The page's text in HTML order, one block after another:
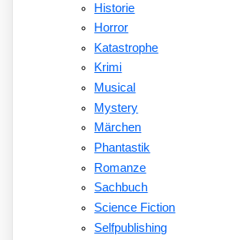
Historie
Horror
Katastrophe
Krimi
Musical
Mystery
Märchen
Phantastik
Romanze
Sachbuch
Science Fiction
Selfpublishing